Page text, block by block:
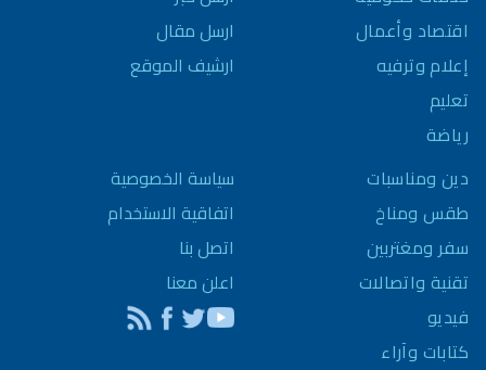
اقتصاد وأعمال
إعلام وترفيه
تعليم
رياضة
دين ومناسبات
طقس ومناخ
سفر ومغتربين
تقنية واتصالات
فيديو
كتابات وآراء
ارسل مقال
ارشيف الموقع
سياسة الخصوصية
اتفاقية الاستخدام
اتصل بنا
اعلن معنا